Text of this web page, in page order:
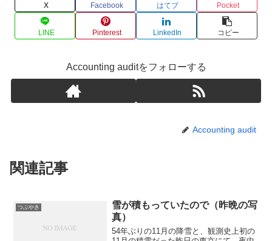
X Facebook はてブ Pocket
LINE Pinterest LinkedIn コピー
Accounting auditをフォローする
Accounting audit
関連記事
つぶやき
雪が積もっていたので（昨晩の写
真）
54年ぶりの11月の降雪と、観測史上初の